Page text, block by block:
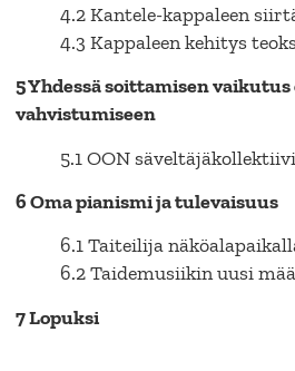
4.2 Kantele-kappaleen
4.3 Kappaleen kehitys
5 Yhdessä soittamisen
vahvistumiseen
5.1 OON säveltäjäkollektiivi
6 Oma pianismi ja tulevaisuus
6.1 Taiteilija
6.2 Taidemusiikin uusi
7 Lopuksi